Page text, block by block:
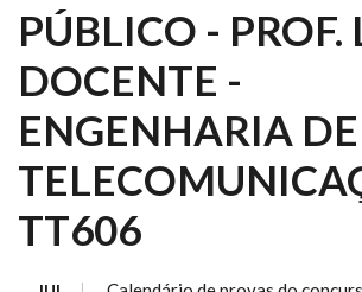
PÚBLICO - PROF.
DOCENTE -
ENGENHARIA DE
TT606